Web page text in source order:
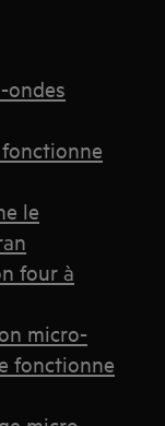
ondes
le
four à
micro-
fonctionne